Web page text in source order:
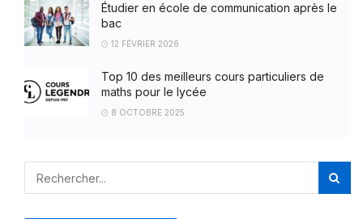
Étudier en école de communication après le
bac
12 FÉVRIER 2026
Top 10 des meilleurs cours particuliers de
maths pour le lycée
8 OCTOBRE 2025